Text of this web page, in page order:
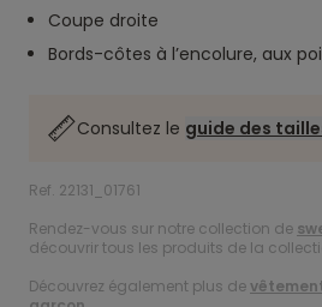
Coupe droite
Bords-côtes à l’encolure, aux
Consultez le guide des
Ref. 22131_01761
Rendez-vous sur notre collection de
découvrir tous les produits de la
Découvrez également plus de